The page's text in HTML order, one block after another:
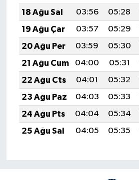
18 Ağu Sal
03:56 05:28
19 Ağu Çar
03:57 05:29
20 Ağu Per
03:59 05:30
21 Ağu Cum
04:00 05:31
22 Ağu Cts
04:01 05:32
23 Ağu Paz
04:03 05:33
24 Ağu Pts
04:04 05:34
25 Ağu Sal
04:05 05:35